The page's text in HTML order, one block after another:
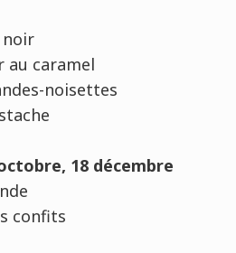
noir
au caramel
noisettes
18 décembre
confits